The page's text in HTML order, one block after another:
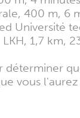
400 m, 6
Université
1,7 km,
déterminer
vous